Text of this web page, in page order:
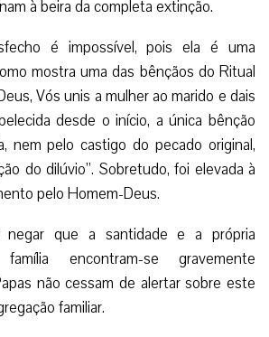
à beira da completa extinção.
é impossível, pois ela é uma
mostra uma das bênçãos do Ritual
Vós unis a mulher ao marido e dais
desde o início, a única bênção
nem pelo castigo do pecado original,
do dilúvio”. Sobretudo, foi elevada à
pelo Homem-Deus.
que a santidade e a própria
encontram-se gravemente
não cessam de alertar sobre este
familiar.